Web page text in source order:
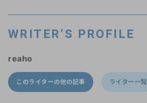
WRITER’S PROFILE
reaho
このライターの他の記事 ライター一覧